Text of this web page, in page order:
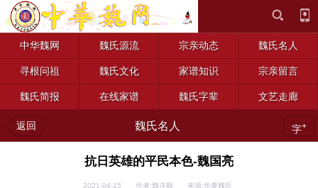
中华魏网 魏氏源流 宗亲动态 魏氏名人
寻根问祖 魏氏文化 家谱知识 宗亲留言
魏氏简报 在线家谱 魏氏字辈 文艺走廊
返回 魏氏名人 字+
抗日英雄的平民本色-魏国亮
2021-04-15 作者:魏连顺 来源:华夏魏氏